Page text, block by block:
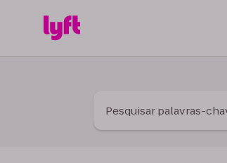
Pesquisar palavras-